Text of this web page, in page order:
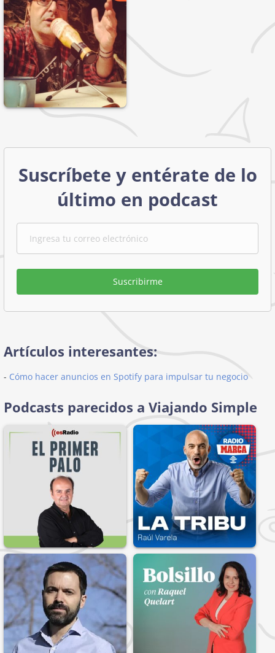
Suscríbete y entérate de lo
último en podcast
Suscribirme
Artículos interesantes:
- Cómo hacer anuncios en Spotify para impulsar tu negocio
Podcasts parecidos a Viajando Simple